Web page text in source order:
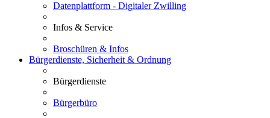
Datenplattform - Digitaler Zwilling
Infos & Service
Broschüren & Infos
Bürgerdienste, Sicherheit & Ordnung
Bürgerdienste
Bürgerbüro